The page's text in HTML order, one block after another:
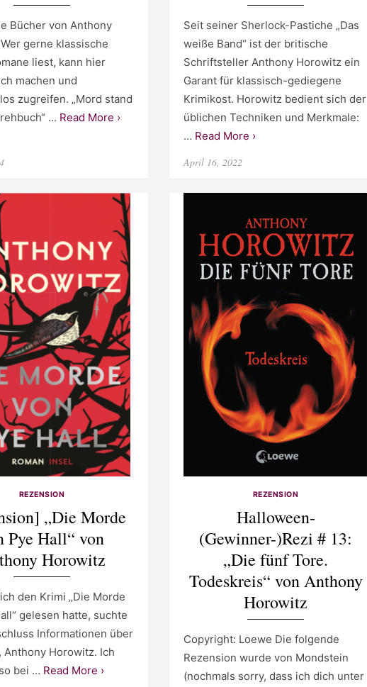
Bücher von Anthony
gerne klassische
liest, kann hier
machen und
zugreifen. „Mord stand
… Read More ›
Seit seiner Sherlock-Pastiche „Das
weiße Band“ ist der britische
Schriftsteller Anthony Horowitz ein
Garant für klassisch-gediegene
Krimikost. Horowitz bedient sich der
üblichen Techniken und Merkmale:
… Read More ›
Posted
April 16, 2022
REZENSION
„Die Morde
Pye Hall“ von
Horowitz
den Krimi „Die Morde
gelesen hatte, suchte
Informationen über
Anthony Horowitz. Ich
bei … Read More ›
REZENSION
Halloween-
(Gewinner-)Rezi # 13:
„Die fünf Tore.
Todeskreis“ von Anthony
Horowitz
Copyright: Loewe Die folgende
Rezension wurde von Mondstein
(nochmals sorry, dass ich dich unter